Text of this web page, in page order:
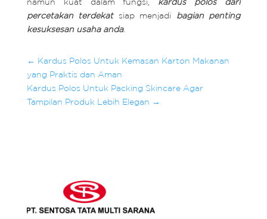
namun kuat dalam fungsi, kardus polos dari
percetakan terdekatsiap menjadi bagian penting
kesuksesan usaha anda.
← Kardus Polos Untuk Kemasan Karton Makanan
yang Praktis dan Aman
Kardus Polos Untuk Packing Skincare Agar
Tampilan Produk Lebih Elegan →